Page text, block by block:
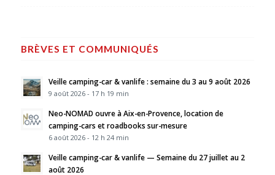
BRÈVES ET COMMUNIQUÉS
Veille camping-car & vanlife : semaine du 3 au 9 août 2026
9 août 2026 - 17 h 19 min
Neo-NOMAD ouvre à Aix-en-Provence, location de
camping-cars et roadbooks sur-mesure
6 août 2026 - 12 h 24 min
Veille camping-car & vanlife — Semaine du 27 juillet au 2
août 2026